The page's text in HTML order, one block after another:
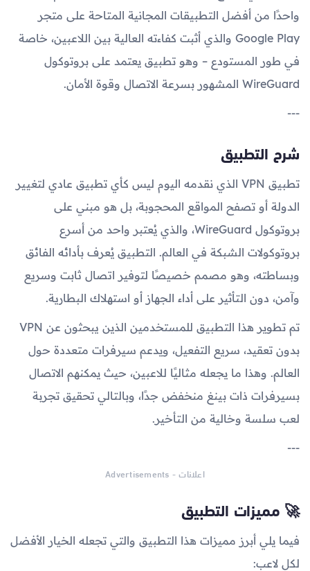
واحدًا من أفضل التطبيقات المجانية المتاحة على متجر
Google Play والذي أثبت كفاءته العالية بين اللاعبين، خاصة
في طور المستودع – وهو تطبيق يعتمد على بروتوكول
WireGuard المشهور بسرعة الاتصال وقوة الأمان.
---
شرح التطبيق
تطبيق VPN الذي نقدمه اليوم ليس كأي تطبيق عادي لتغيير
الدولة أو تصفح المواقع المحجوبة، بل هو مبني على
بروتوكول WireGuard، والذي يُعتبر واحد من أسرع
بروتوكولات الشبكة في العالم. التطبيق يُعرف بأدائه الفائق
وبساطته، وهو مصمم خصيصًا لتوفير اتصال ثابت وسريع
وآمن، دون التأثير على أداء الجهاز أو استهلاك البطارية.
تم تطوير هذا التطبيق للمستخدمين الذين يبحثون عن VPN
بدون تعقيد، سريع التفعيل، ويدعم سيرفرات متعددة حول
العالم. وهذا ما يجعله مثاليًا للاعبين، حيث يمكنهم الاتصال
بسيرفرات ذات بينغ منخفض جدًا، وبالتالي تحقيق تجربة
لعب سلسة وخالية من التأخير.
---
اعلانات - Advertisements
🚀 مميزات التطبيق
فيما يلي أبرز مميزات هذا التطبيق والتي تجعله الخيار الأفضل
لكل لاعب: